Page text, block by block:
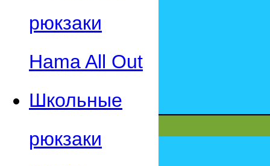
рюкзаки
Hama All Out
Школьные
рюкзаки